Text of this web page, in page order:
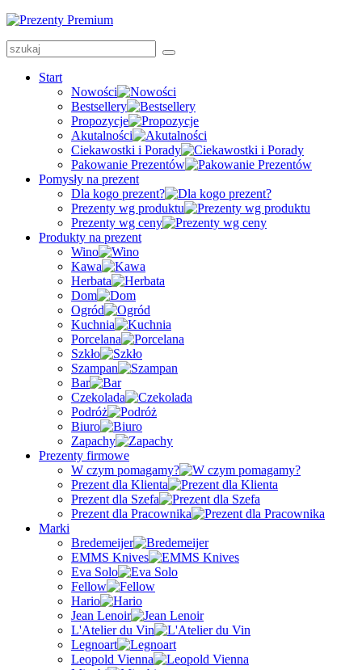
Start
Nowości
Bestsellery
Propozycje
Akutalności
Ciekawostki i Porady
Pakowanie Prezentów
Pomysły na prezent
Dla kogo prezent?
Prezenty wg produktu
Prezenty wg ceny
Produkty na prezent
Wino
Kawa
Herbata
Dom
Ogród
Kuchnia
Porcelana
Szkło
Szampan
Bar
Czekolada
Podróż
Biuro
Zapachy
Prezenty firmowe
W czym pomagamy?
Prezent dla Klienta
Prezent dla Szefa
Prezent dla Pracownika
Marki
Bredemeijer
EMMS Knives
Eva Solo
Fellow
Hario
Jean Lenoir
L'Atelier du Vin
Legnoart
Leopold Vienna